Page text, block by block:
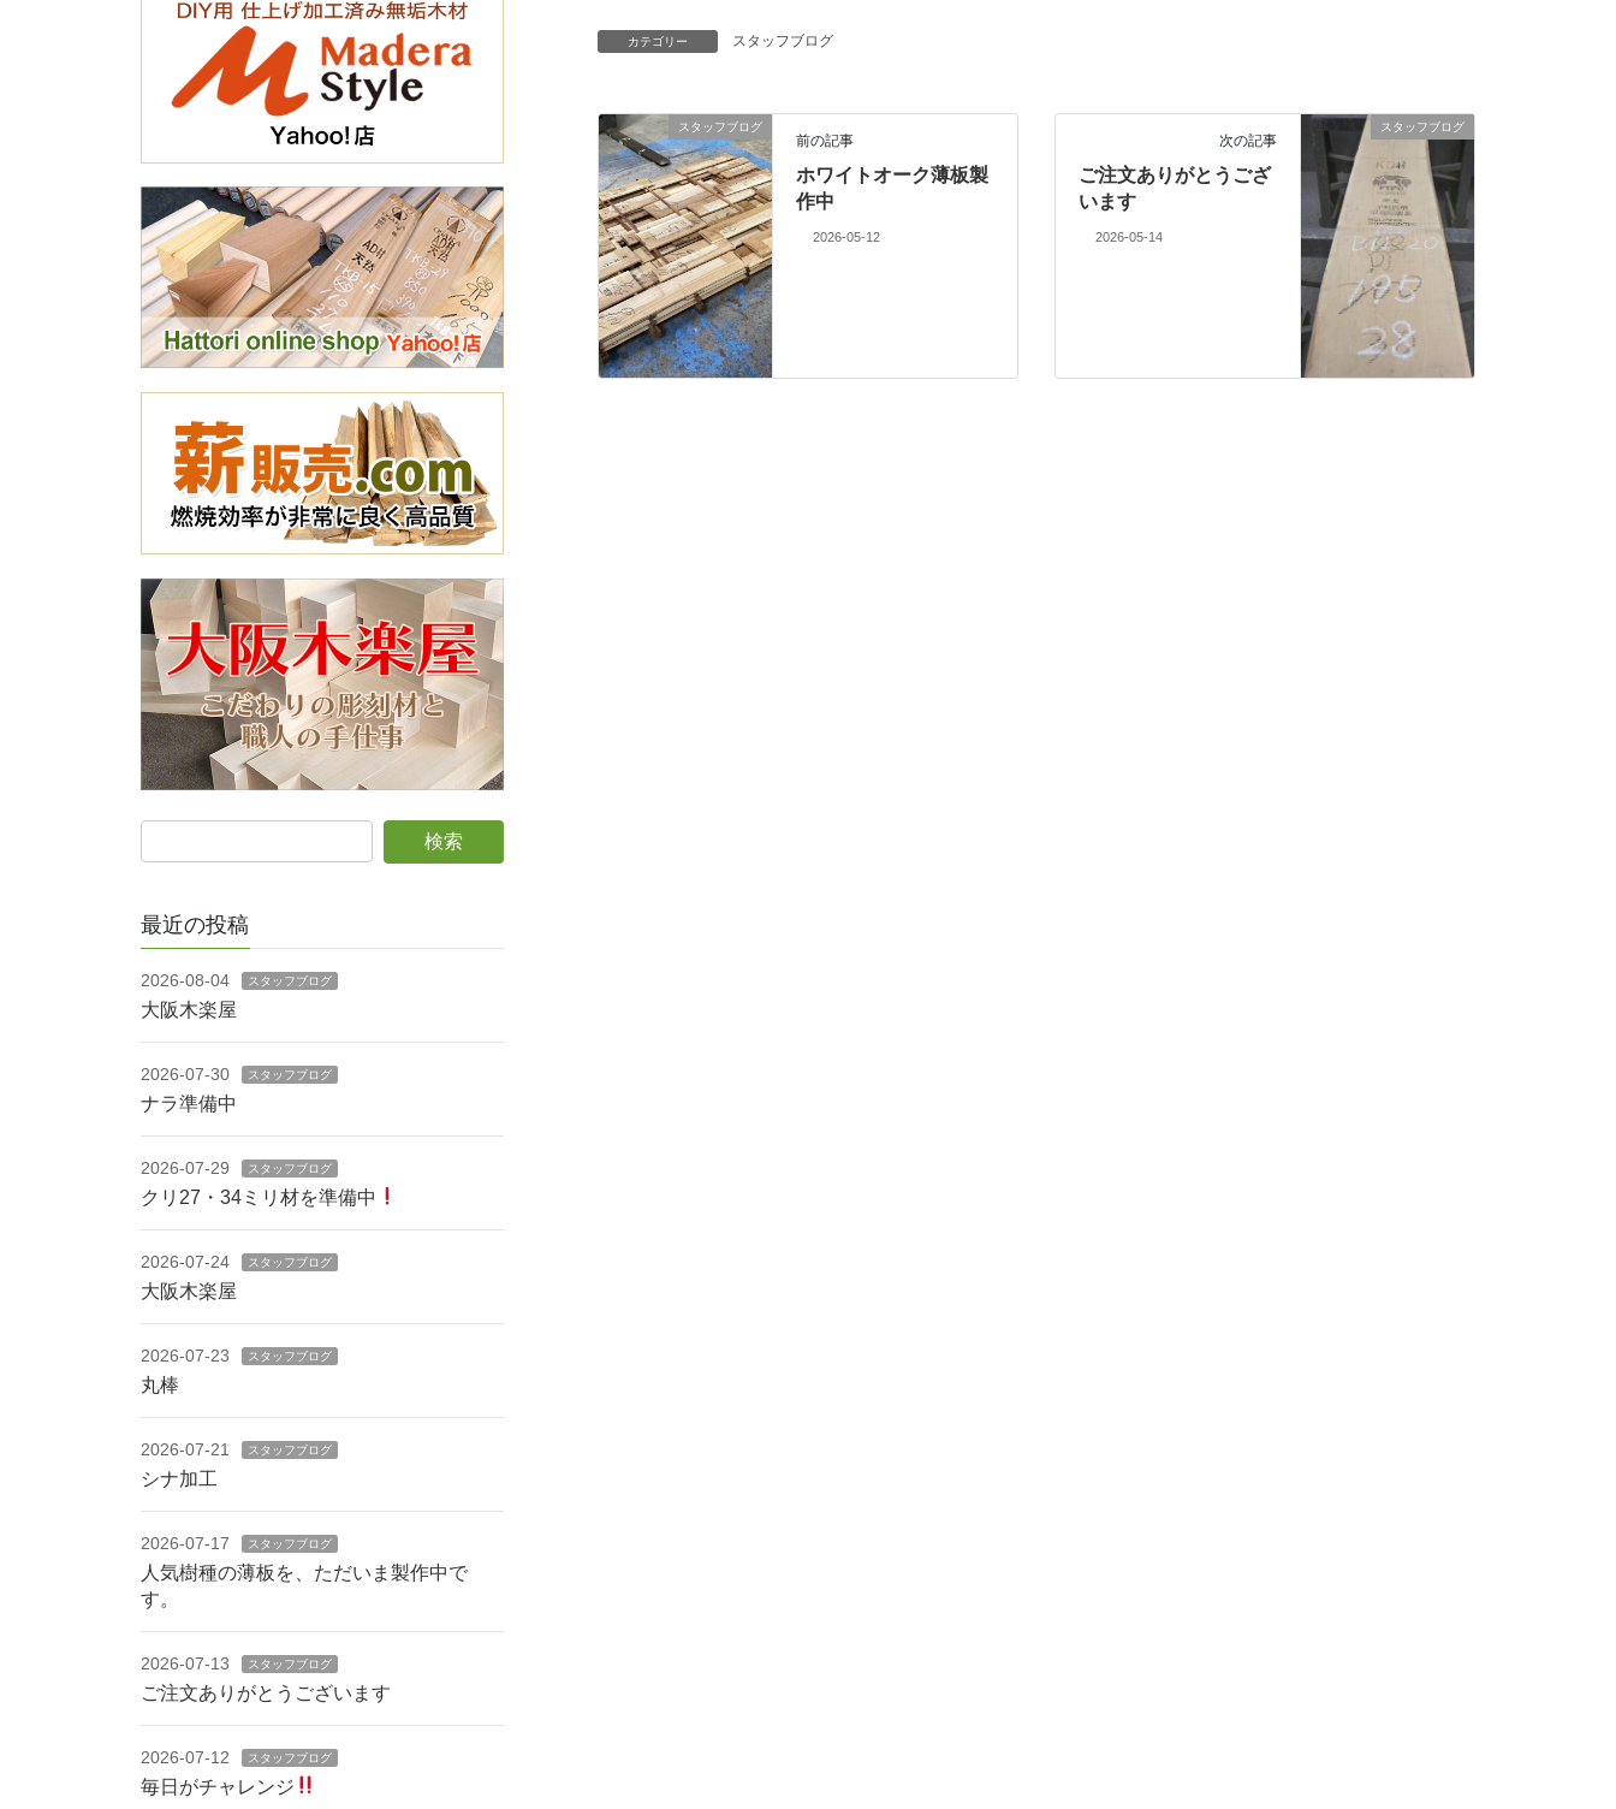
カテゴリー スタッフブログ
スタッフブログ
前の記事
ホワイトオーク薄板製
作中
2026-05-12
スタッフブログ
次の記事
ご注文ありがとうござ
います
2026-05-14
最近の投稿
2026-08-04 スタッフブログ
大阪木楽屋
2026-07-30 スタッフブログ
ナラ準備中
2026-07-29 スタッフブログ
クリ27・34ミリ材を準備中
2026-07-24 スタッフブログ
大阪木楽屋
2026-07-23 スタッフブログ
丸棒
2026-07-21 スタッフブログ
シナ加工
2026-07-17 スタッフブログ
人気樹種の薄板を、ただいま製作中で
す。
2026-07-13 スタッフブログ
ご注文ありがとうございます
2026-07-12 スタッフブログ
毎日がチャレンジ